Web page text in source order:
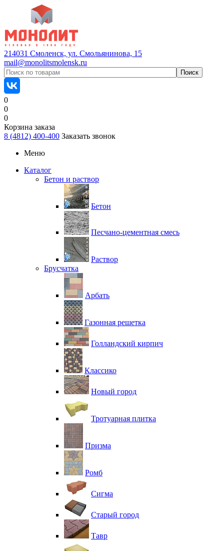
214031 Смоленск, ул. Смольянинова, 15
mail@monolitsmolensk.ru
0
0
0
Корзина заказа
8 (4812) 400-400 Заказать звонок
Меню
Каталог
Бетон и раствор
Бетон
Песчано-цементная смесь
Раствор
Брусчатка
Арбать
Газонная решетка
Голландский кирпич
Классико
Новый город
Тротуарная плитка
Призма
Ромб
Сигма
Старый город
Тавр